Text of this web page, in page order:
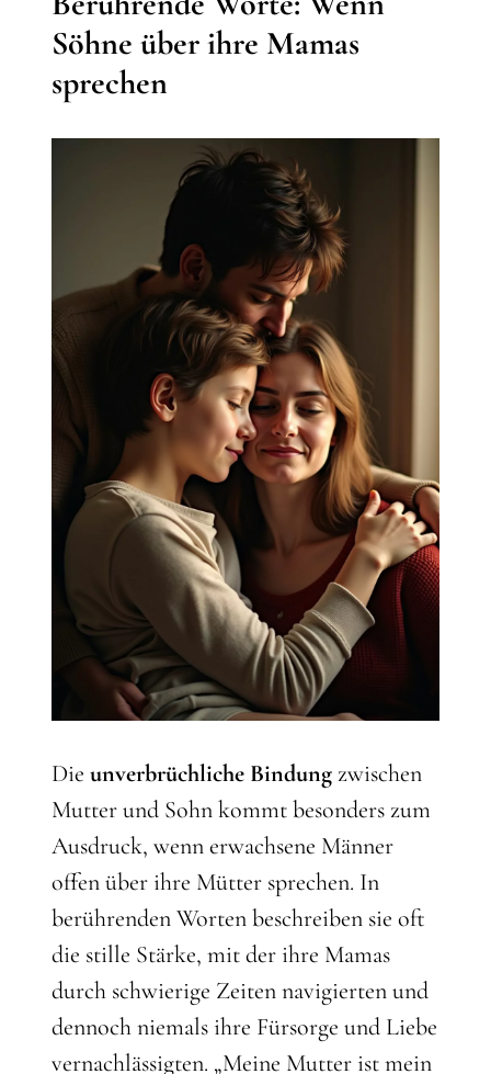
Söhne über ihre Mamas
sprechen
Dieunverbrüchliche Bindung zwischen
Mutter und Sohn kommt besonders zum
Ausdruck, wenn erwachsene Männer
offen über ihre Mütter sprechen. In
berührenden Worten beschreiben sie oft
die stille Stärke, mit der ihre Mamas
durch schwierige Zeiten navigierten und
dennoch niemals ihre Fürsorge und Liebe
vernachlässigten. „Meine Mutter ist mein